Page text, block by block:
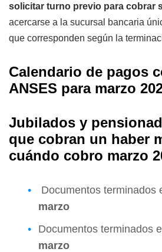
solicitar turno previo para cobrar
acercarse a la sucursal bancaria
que corresponden según la
Calendario de pagos
ANSES para marzo
Jubilados y
que cobran un haber
cuándo cobro marzo
Documentos terminados
marzo
Documentos terminados
marzo